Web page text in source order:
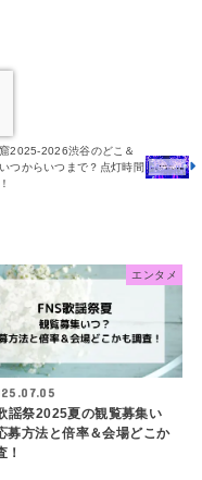
2025-2026渋谷のどこ＆
つからいつまで？点灯時間
エンタメ
謡祭2025夏の観覧募集い
募方法と倍率＆会場どこか
！